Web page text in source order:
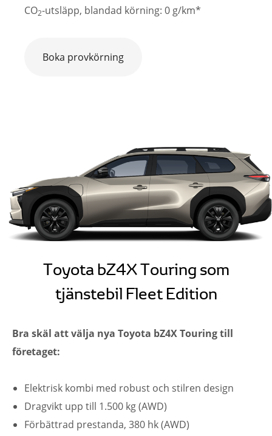
CO2-utsläpp, blandad körning: 0 g/km*
Boka provkörning
Toyota bZ4X Touring som
tjänstebil Fleet Edition
Bra skäl att välja nya Toyota bZ4X Touring till
företaget:
Elektrisk kombi med robust och stilren design
Dragvikt upp till 1.500 kg (AWD)
Förbättrad prestanda, 380 hk (AWD)